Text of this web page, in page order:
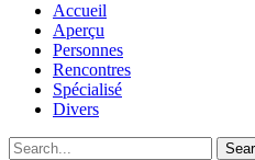
Accueil
Aperçu
Personnes
Rencontres
Spécialisé
Divers